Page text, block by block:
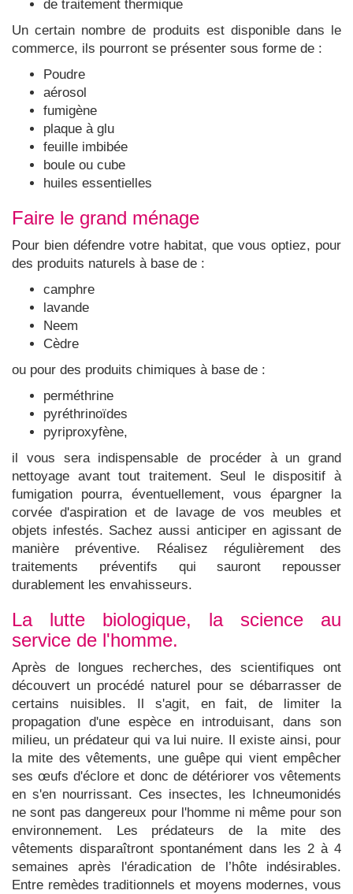
de traitement thermique
Un certain nombre de produits est disponible dans le
commerce, ils pourront se présenter sous forme de :
Poudre
aérosol
fumigène
plaque à glu
feuille imbibée
boule ou cube
huiles essentielles
Faire le grand ménage
Pour bien défendre votre habitat, que vous optiez, pour
des produits naturels à base de :
camphre
lavande
Neem
Cèdre
ou pour des produits chimiques à base de :
perméthrine
pyréthrinoïdes
pyriproxyfène,
il vous sera indispensable de procéder à un grand
nettoyage avant tout traitement. Seul le dispositif à
fumigation pourra, éventuellement, vous épargner la
corvée d'aspiration et de lavage de vos meubles et
objets infestés. Sachez aussi anticiper en agissant de
manière préventive. Réalisez régulièrement des
traitements préventifs qui sauront repousser
durablement les envahisseurs.
La lutte biologique, la science au
service de l'homme.
Après de longues recherches, des scientifiques ont
découvert un procédé naturel pour se débarrasser de
certains nuisibles. Il s'agit, en fait, de limiter la
propagation d'une espèce en introduisant, dans son
milieu, un prédateur qui va lui nuire. Il existe ainsi, pour
la mite des vêtements, une guêpe qui vient empêcher
ses œufs d'éclore et donc de détériorer vos vêtements
en s'en nourrissant. Ces insectes, les Ichneumonidés
ne sont pas dangereux pour l'homme ni même pour son
environnement. Les prédateurs de la mite des
vêtements disparaîtront spontanément dans les 2 à 4
semaines après l'éradication de l’hôte indésirables.
Entre remèdes traditionnels et moyens modernes, vous